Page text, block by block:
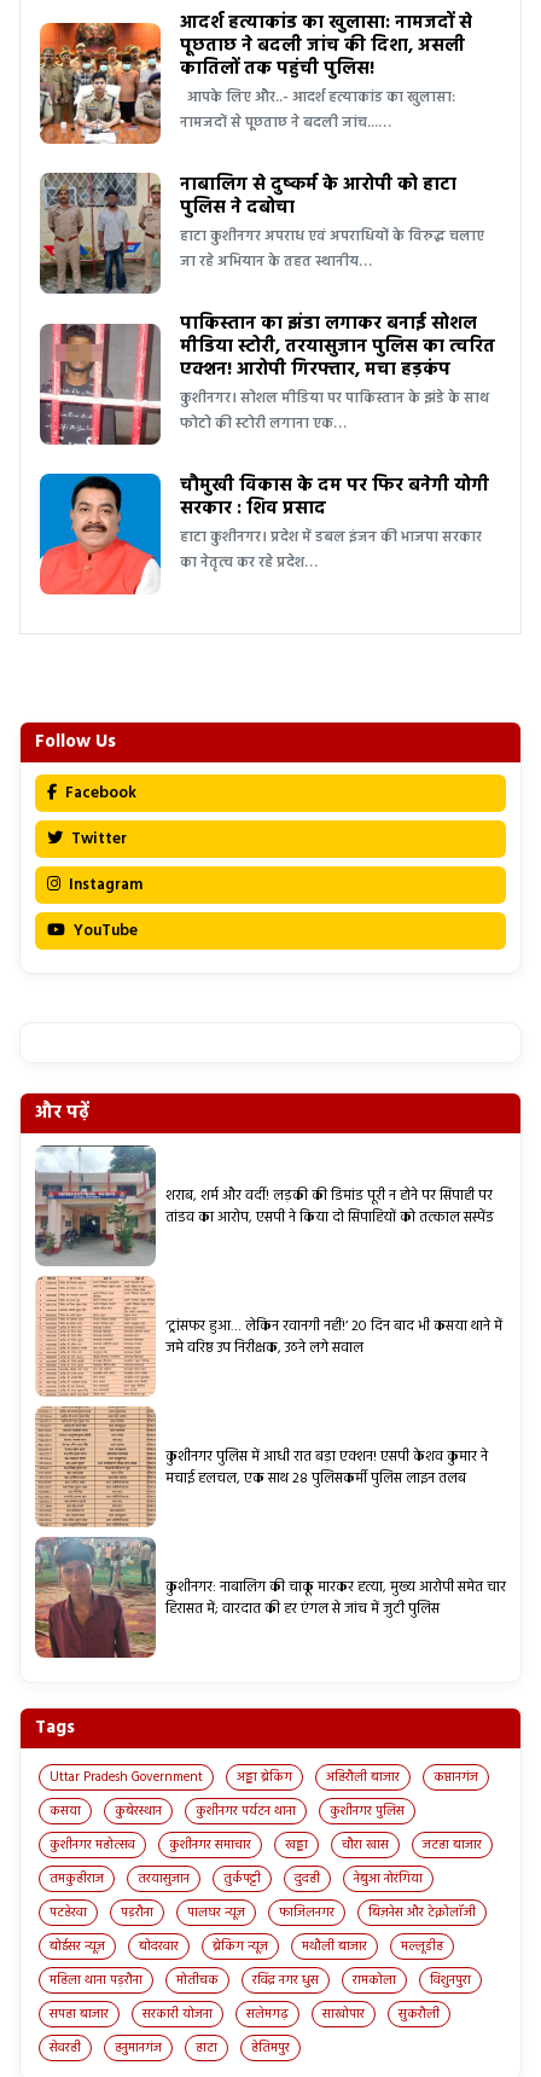
आदर्श हत्याकांड का खुलासा: नामजदों से
पूछताछ ने बदली जांच की दिशा, असली
कातिलों तक पहुंची पुलिस!
आपके लिए और..- आदर्श हत्याकांड का खुलासा:
नामजदों से पूछताछ ने बदली जांच...…
नाबालिग से दुष्कर्म के आरोपी को हाटा
पुलिस ने दबोचा
हाटा कुशीनगर अपराध एवं अपराधियों के विरुद्ध चलाए
जा रहे अभियान के तहत स्थानीय…
पाकिस्तान का झंडा लगाकर बनाई सोशल
मीडिया स्टोरी, तरयासुजान पुलिस का त्वरित
एक्शन! आरोपी गिरफ्तार, मचा हड़कंप
कुशीनगर। सोशल मीडिया पर पाकिस्तान के झंडे के साथ
फोटो की स्टोरी लगाना एक…
चौमुखी विकास के दम पर फिर बनेगी योगी
सरकार : शिव प्रसाद
हाटा कुशीनगर। प्रदेश में डबल इंजन की भाजपा सरकार
का नेतृत्व कर रहे प्रदेश…
Follow Us
Facebook
Twitter
Instagram
YouTube
और पढ़ें
शराब, शर्म और वर्दी! लड़की की डिमांड पूरी न होने पर सिपाही पर
तांडव का आरोप, एसपी ने किया दो सिपाहियों को तत्काल सस्पेंड
‘ट्रांसफर हुआ… लेकिन रवानगी नहीं!’ 20 दिन बाद भी कसया थाने में
जमे वरिष्ठ उप निरीक्षक, उठने लगे सवाल
कुशीनगर पुलिस में आधी रात बड़ा एक्शन! एसपी केशव कुमार ने
मचाई हलचल, एक साथ 28 पुलिसकर्मी पुलिस लाइन तलब
कुशीनगर: नाबालिग की चाकू मारकर हत्या, मुख्य आरोपी समेत चार
हिरासत में; वारदात की हर एंगल से जांच में जुटी पुलिस
Tags
Uttar Pradesh Government अड्डा ब्रेकिंग अहिरौली बाजार
कप्तानगंज
कसया
कुबेरस्थान कुशीनगर पर्यटन थाना
कुशीनगर पुलिस
कुशीनगर महोत्सव
कुशीनगर समाचार खड्डा चौरा खास
जटहा बाजार
तमकुहीराज
तरयासुजान तुर्कपट्टी दुदही
नेबुआ नोरंगिया
पटहेरवा
पड़रौना पालघर न्यूज़ फाजिलनगर
बिज़नेस और टेक्नोलॉजी
बोईसर न्यूज़
बोदरवार ब्रेकिंग न्यूज़ मथौली बाजार
मल्लूडीह
महिला थाना पड़रौना
मोतीचक रविंद्र नगर धुस रामकोला
विशुनपुरा
सपहा बाजार
सरकारी योजना सलेमगढ़ साखोपार
सुकरौली
सेवरही
हनुमानगंज हाटा हेतिमपुर